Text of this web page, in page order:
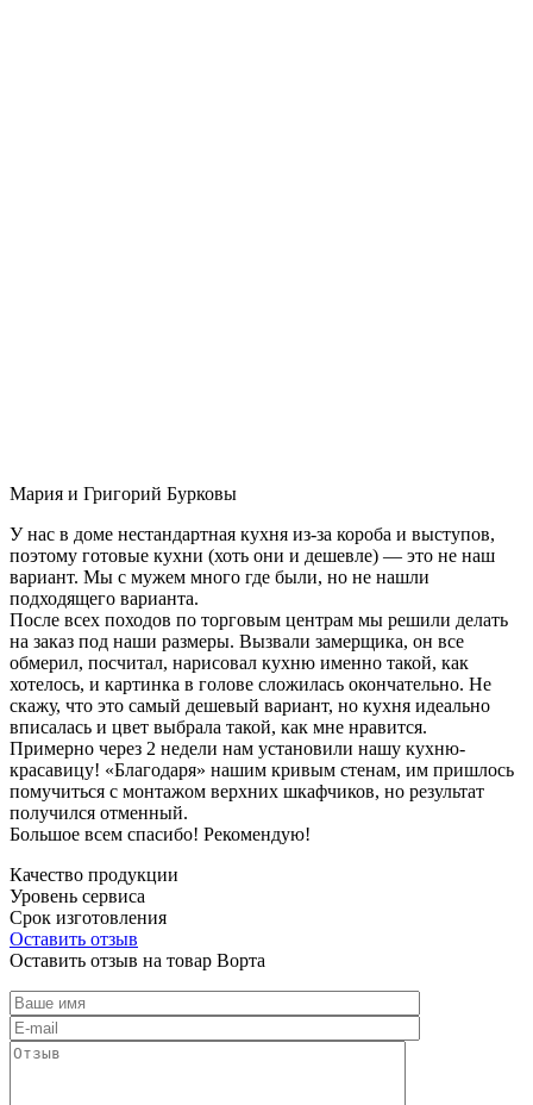
Мария и Григорий Бурковы
У нас в доме нестандартная кухня из-за короба и выступов,
поэтому готовые кухни (хоть они и дешевле) — это не наш
вариант. Мы с мужем много где были, но не нашли
подходящего варианта.
После всех походов по торговым центрам мы решили делать
на заказ под наши размеры. Вызвали замерщика, он все
обмерил, посчитал, нарисовал кухню именно такой, как
хотелось, и картинка в голове сложилась окончательно. Не
скажу, что это самый дешевый вариант, но кухня идеально
вписалась и цвет выбрала такой, как мне нравится.
Примерно через 2 недели нам установили нашу кухню-
красавицу! «Благодаря» нашим кривым стенам, им пришлось
помучиться с монтажом верхних шкафчиков, но результат
получился отменный.
Большое всем спасибо! Рекомендую!
Качество продукции
Уровень сервиса
Срок изготовления
Оставить отзыв
Оставить отзыв на товар Ворта